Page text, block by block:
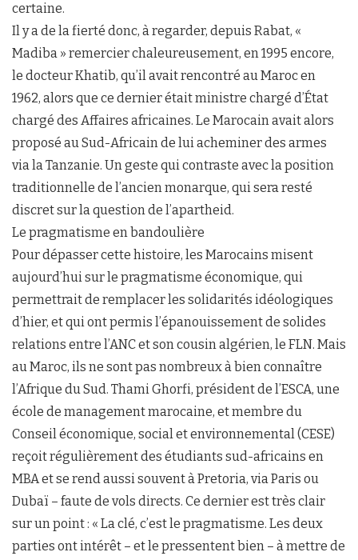
certaine.
Il y a de la fierté donc, à regarder, depuis Rabat, «
Madiba » remercier chaleureusement, en 1995 encore,
le docteur Khatib, qu’il avait rencontré au Maroc en
1962, alors que ce dernier était ministre chargé d’État
chargé des Affaires africaines. Le Marocain avait alors
proposé au Sud-Africain de lui acheminer des armes
via la Tanzanie. Un geste qui contraste avec la position
traditionnelle de l’ancien monarque, qui sera resté
discret sur la question de l’apartheid.
Le pragmatisme en bandoulière
Pour dépasser cette histoire, les Marocains misent
aujourd’hui sur le pragmatisme économique, qui
permettrait de remplacer les solidarités idéologiques
d’hier, et qui ont permis l’épanouissement de solides
relations entre l’ANC et son cousin algérien, le FLN. Mais
au Maroc, ils ne sont pas nombreux à bien connaître
l’Afrique du Sud. Thami Ghorfi, président de l’ESCA, une
école de management marocaine, et membre du
Conseil économique, social et environnemental (CESE)
reçoit régulièrement des étudiants sud-africains en
MBA et se rend aussi souvent à Pretoria, via Paris ou
Dubaï – faute de vols directs. Ce dernier est très clair
sur un point : « La clé, c’est le pragmatisme. Les deux
parties ont intérêt – et le pressentent bien – à mettre de